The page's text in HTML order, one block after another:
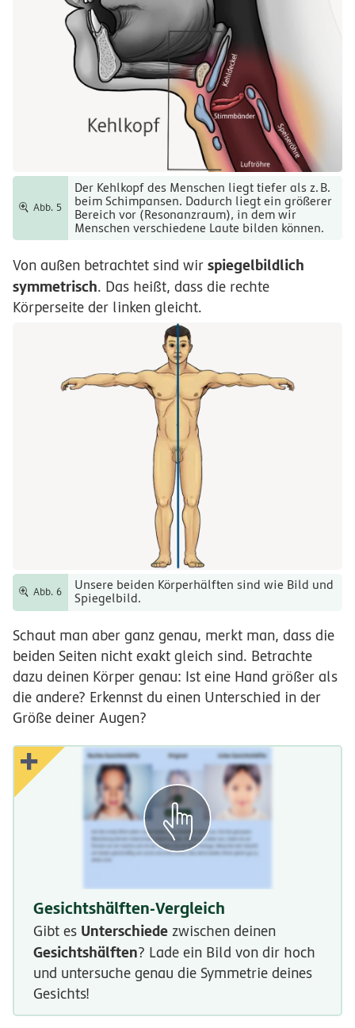
Abb. 5
Der Kehlkopf des Menschen liegt tiefer als z. B.
beim Schimpansen. Dadurch liegt ein größerer
Bereich vor (Resonanzraum), in dem wir
Menschen verschiedene Laute bilden können.
Von außen betrachtet sind wir spiegelbildlich
symmetrisch. Das heißt, dass die rechte
Körperseite der linken gleicht.
Abb. 6
Unsere beiden Körperhälften sind wie Bild und
Spiegelbild.
Schaut man aber ganz genau, merkt man, dass die
beiden Seiten nicht exakt gleich sind. Betrachte
dazu deinen Körper genau: Ist eine Hand größer als
die andere? Erkennst du einen Unterschied in der
Größe deiner Augen?
Gesichtshälften-Vergleich
Gibt es Unterschiede zwischen deinen
Gesichtshälften? Lade ein Bild von dir hoch
und untersuche genau die Symmetrie deines
Gesichts!